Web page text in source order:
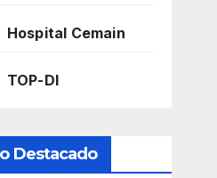
Hospital Cemain
TOP-DI
Destacado